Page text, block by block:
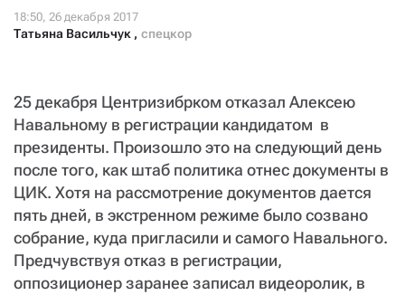
Татьяна Васильчук , спецкор
25 декабря Центризибрком отказал Алексею
Навальному в регистрации кандидатом в
президенты. Произошло это на следующий день
после того, как штаб политика отнес документы в
ЦИК. Хотя на рассмотрение документов дается
пять дней, в экстренном режиме было созвано
собрание, куда пригласили и самого Навального.
Предчувствуя отказ в регистрации,
оппозиционер заранее записал видеоролик, в
я принимаю условия и подтверждаю свое гражданство РФ
СТАТЬ СОУЧАСТНИКОМ
ПОДЕЛИТЬСЯ С ДРУЗЬЯМИ
Если у вас есть вопросы, пишите donate@novayagazeta.ru
звоните:
+7 (929) 612-03-68